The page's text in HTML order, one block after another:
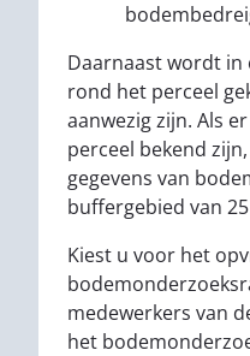
Daarnaast wordt in
rond het perceel
aanwezig zijn. Als
perceel bekend
gegevens van
buffergebied van
Kiest u voor het
medewerkers van
het